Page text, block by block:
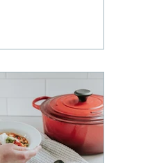
שיפוץ בדירת
הדירה בעקבות
הגג מפתיעה את בני
הקבלן לא עמד
האחריות שהיו